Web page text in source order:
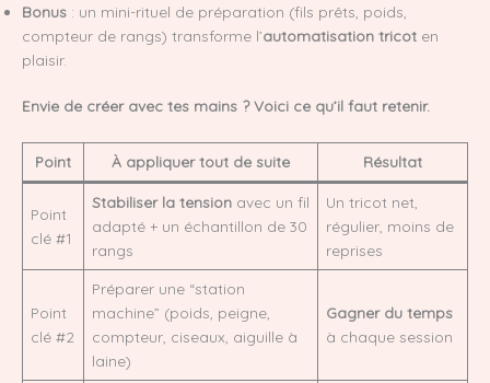
Bonus : un mini-rituel de préparation (fils prêts, poids,
compteur de rangs) transforme l’automatisation tricot en
plaisir.
Envie de créer avec tes mains ? Voici ce qu’il faut retenir.
Point À appliquer tout de suite Résultat
Point
clé #1
Stabiliser la tensionavec un fil
adapté + un échantillon de 30
rangs
Un tricot net,
régulier, moins de
reprises
Point
clé #2
Préparer une “station
machine” (poids, peigne,
compteur, ciseaux, aiguille à
laine)
Gagner du temps
à chaque session